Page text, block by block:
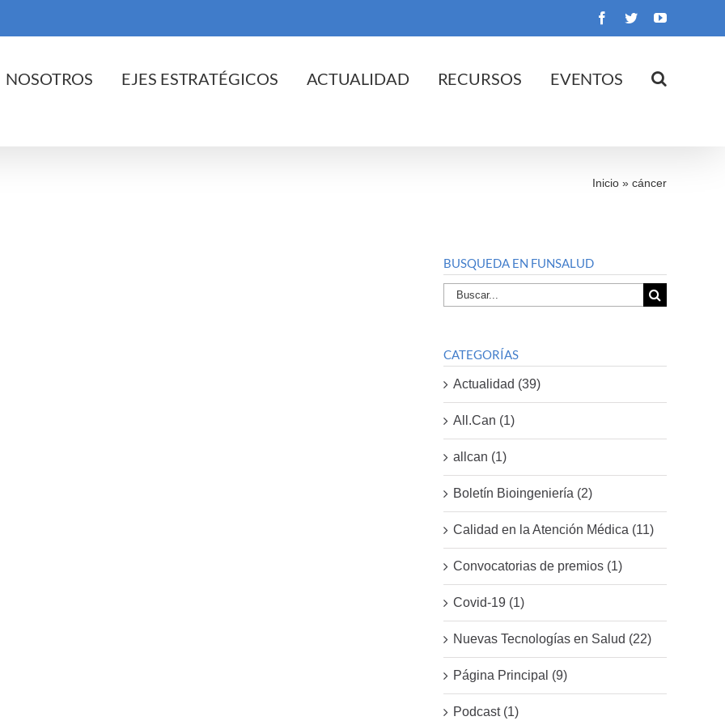
Facebook
TwitterYouTube
NOSOTROS EJES ESTRATÉGICOS ACTUALIDAD RECURSOS EVENTOS
Inicio » cáncer
BUSQUEDA EN FUNSALUD
Buscar
por:
CATEGORÍAS
Actualidad (39)
All.Can (1)
allcan (1)
Boletín Bioingeniería (2)
Calidad en la Atención Médica (11)
Convocatorias de premios (1)
Covid-19 (1)
Nuevas Tecnologías en Salud (22)
Página Principal (9)
Podcast (1)